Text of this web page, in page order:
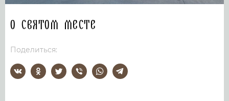
О святом месте
Поделиться: